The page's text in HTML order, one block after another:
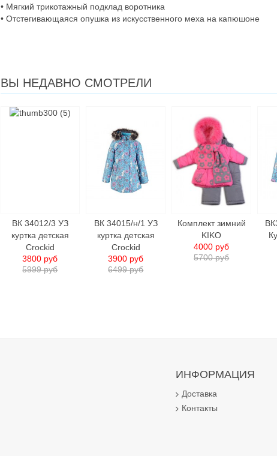
• Мягкий трикотажный подклад воротника
• Отстегивающаяся опушка из искусственного меха на капюшоне
ВЫ НЕДАВНО СМОТРЕЛИ
ВК 34012/3 УЗ
куртка детcкая
Crockid
5999 руб
3800 руб
ВК 34015/н/1 УЗ
куртка детcкая
Crockid
6499 руб
3900 руб
Комплект зимний
KIKO
5700 руб
4000 руб
ИНФОРМАЦИЯ
Доставка
Контакты